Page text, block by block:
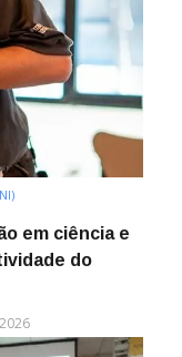
em ciência e
do